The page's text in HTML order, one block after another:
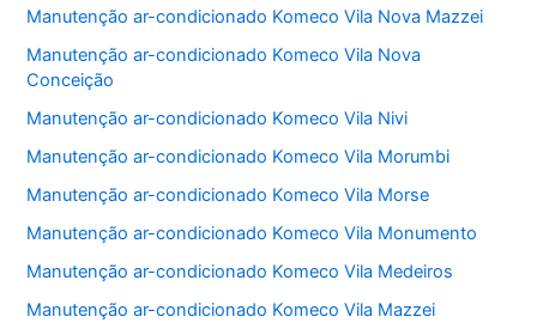
Manutenção ar-condicionado Komeco Vila Nova Mazzei
Manutenção ar-condicionado Komeco Vila Nova
Conceição
Manutenção ar-condicionado Komeco Vila Nivi
Manutenção ar-condicionado Komeco Vila Morumbi
Manutenção ar-condicionado Komeco Vila Morse
Manutenção ar-condicionado Komeco Vila Monumento
Manutenção ar-condicionado Komeco Vila Medeiros
Manutenção ar-condicionado Komeco Vila Mazzei